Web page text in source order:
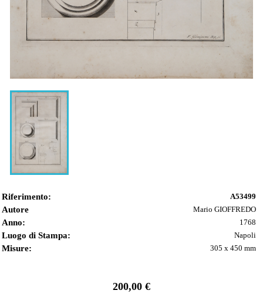
Riferimento: A53499
Autore Mario GIOFFREDO
Anno: 1768
Luogo di Stampa: Napoli
Misure: 305 x 450 mm
200,00 €